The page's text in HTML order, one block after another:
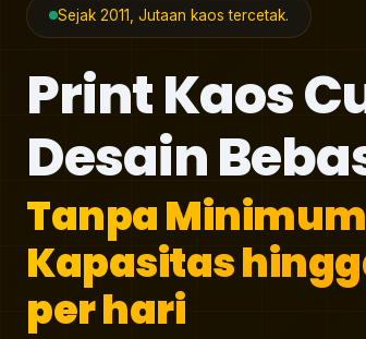
Sejak 2011, Jutaan kaos tercetak.
Print Kaos
Desain
Tanpa
Kapasitas
per hari